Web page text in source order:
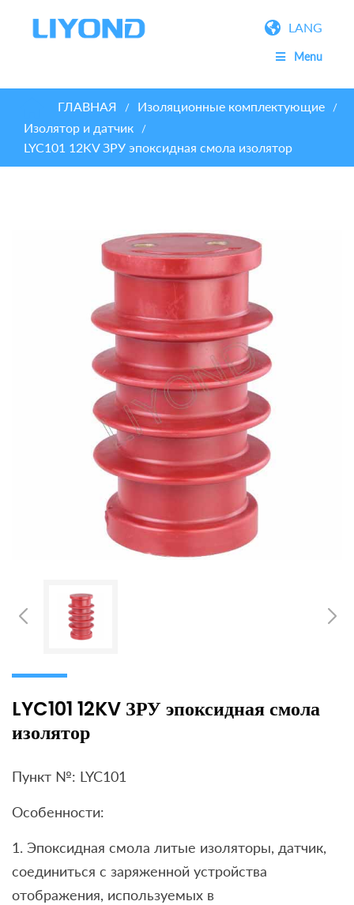
LANG
Menu
ГЛАВНАЯ / Изоляционные комплектующие /
Изолятор и датчик /
LYC101 12KV ЗРУ эпоксидная смола изолятор
LYC101 12KV ЗРУ эпоксидная смола
изолятор
Пункт №: LYC101
Особенности:
1. Эпоксидная смола литые изоляторы, датчик,
соединиться с заряженной устройства
отображения, используемых в